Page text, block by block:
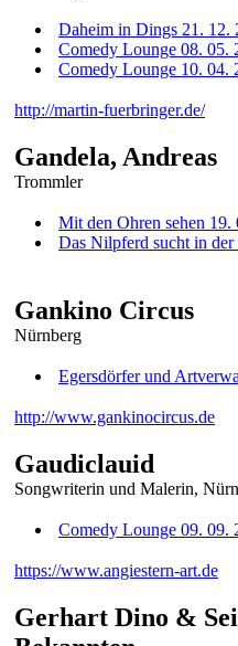
Daheim in Dings 21. 12.
Comedy Lounge 08. 05.
Comedy Lounge 10. 04.
http://martin-fuerbringer.de/
Gandela, Andreas
Trommler
Mit den Ohren sehen 19.
Das Nilpferd sucht in
Gankino Circus
Nürnberg
Egersdörfer und
http://www.gankinocircus.de
Gaudiclauid
Songwriterin und Malerin,
Comedy Lounge 09. 09.
https://www.angiestern-art.de
Gerhart Dino &